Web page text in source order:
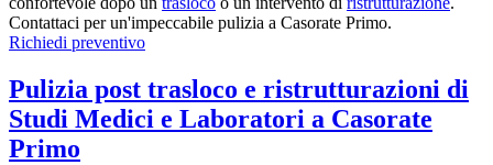
Contattaci per un'impeccabile pulizia a Casorate Primo.
Richiedi preventivo
Pulizia post trasloco e ristrutturazioni di
Studi Medici e Laboratori a Casorate
Primo